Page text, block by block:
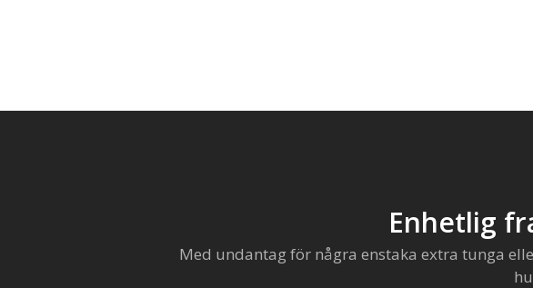
Enhetlig
Med undantag för några enstaka extra tunga